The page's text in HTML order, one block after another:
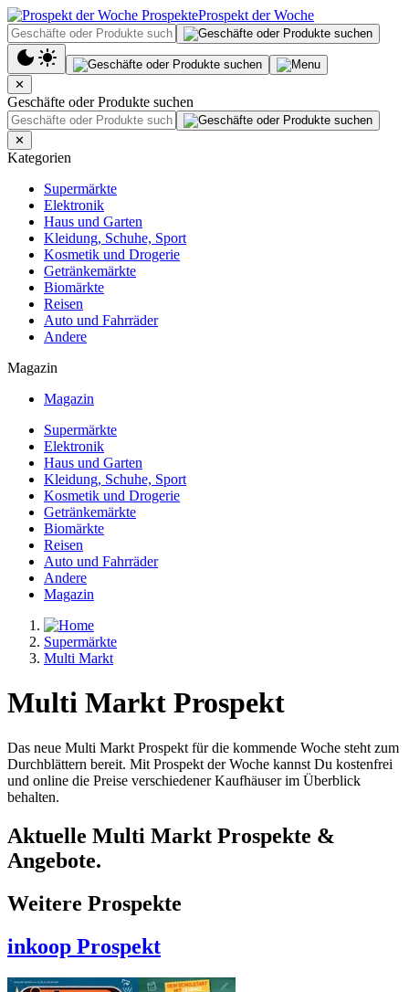
Prospekt der Woche
✕
Geschäfte oder Produkte suchen
✕
Kategorien
Supermärkte
Elektronik
Haus und Garten
Kleidung, Schuhe, Sport
Kosmetik und Drogerie
Getränkemärkte
Biomärkte
Reisen
Auto und Fahrräder
Andere
Magazin
Magazin
Supermärkte
Elektronik
Haus und Garten
Kleidung, Schuhe, Sport
Kosmetik und Drogerie
Getränkemärkte
Biomärkte
Reisen
Auto und Fahrräder
Andere
Magazin
Supermärkte
Multi Markt
Multi Markt Prospekt
Das neue Multi Markt Prospekt für die kommende Woche steht zum
Durchblättern bereit. Mit Prospekt der Woche kannst Du kostenfrei
und online die Preise verschiedener Kaufhäuser im Überblick
behalten.
Aktuelle Multi Markt Prospekte &
Angebote.
Weitere Prospekte
inkoop Prospekt